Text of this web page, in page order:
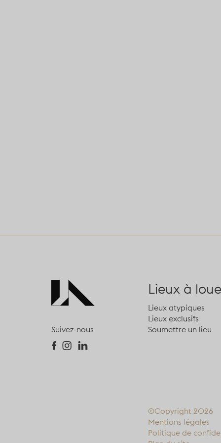
Suivez-nous
Lieux à
Lieux atypiques
Lieux exclusifs
Soumettre un lieu
©Copyright 2026
Mentions légales
Politique de